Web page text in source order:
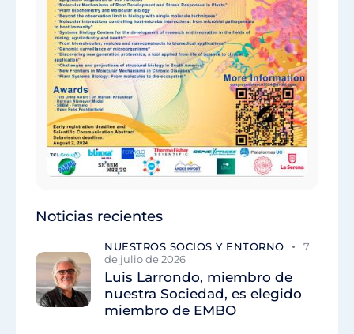
Noticias recientes
NUESTROS SOCIOS Y ENTORNO
7
de julio de 2026
Luis Larrondo, miembro de
nuestra Sociedad, es elegido
miembro de EMBO